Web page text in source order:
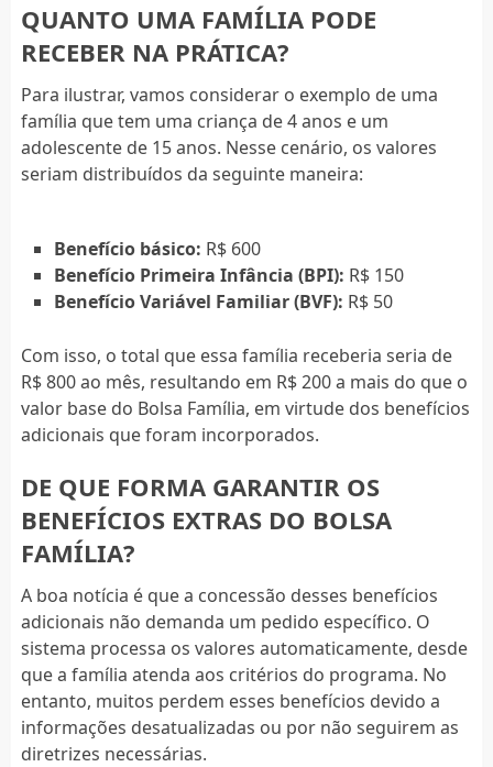
QUANTO UMA FAMÍLIA PODE
RECEBER NA PRÁTICA?
Para ilustrar, vamos considerar o exemplo de uma
família que tem uma criança de 4 anos e um
adolescente de 15 anos. Nesse cenário, os valores
seriam distribuídos da seguinte maneira:
Benefício básico: R$ 600
Benefício Primeira Infância (BPI): R$ 150
Benefício Variável Familiar (BVF): R$ 50
Com isso, o total que essa família receberia seria de
R$ 800 ao mês, resultando em R$ 200 a mais do que o
valor base do Bolsa Família, em virtude dos benefícios
adicionais que foram incorporados.
DE QUE FORMA GARANTIR OS
BENEFÍCIOS EXTRAS DO BOLSA
FAMÍLIA?
A boa notícia é que a concessão desses benefícios
adicionais não demanda um pedido específico. O
sistema processa os valores automaticamente, desde
que a família atenda aos critérios do programa. No
entanto, muitos perdem esses benefícios devido a
informações desatualizadas ou por não seguirem as
diretrizes necessárias.